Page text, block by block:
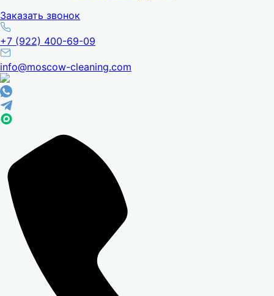
Заказать звонок
+7 (922) 400-69-09
info@moscow-cleaning.com